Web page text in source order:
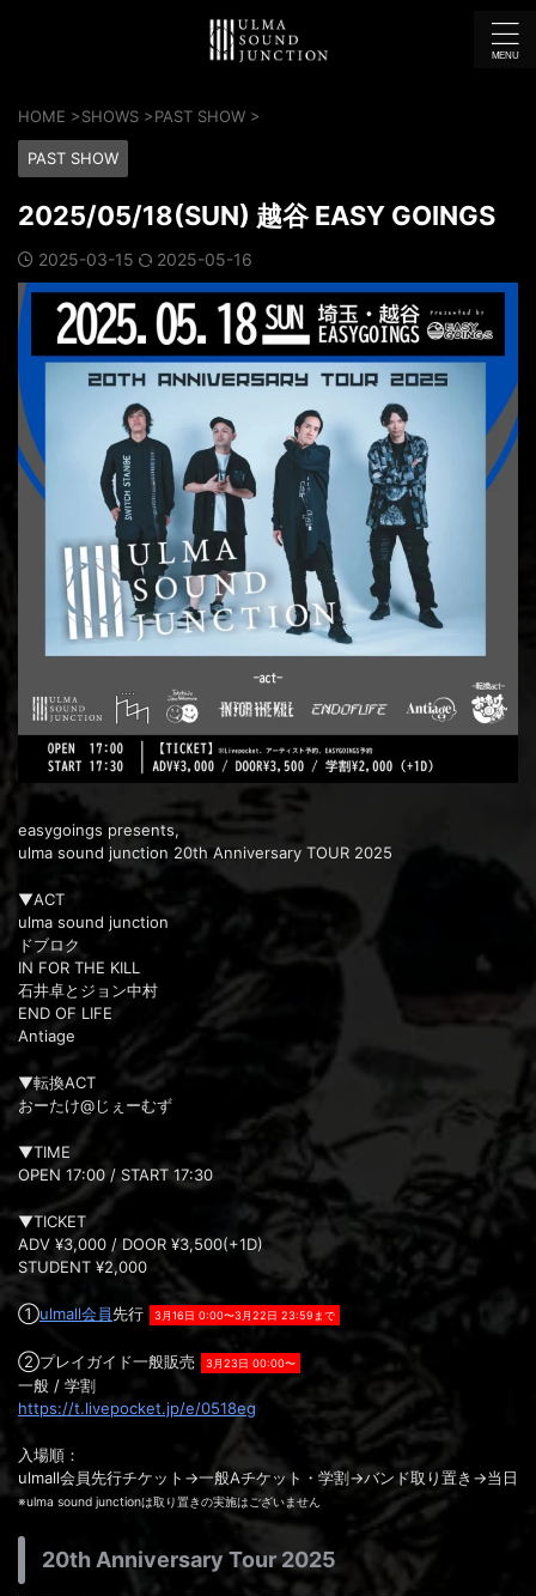
HOME >SHOWS >PAST SHOW >
PAST SHOW
2025/05/18(SUN) 越谷 EASY GOINGS
2025-03-15 2025-05-16
easygoings presents,
ulma sound junction 20th Anniversary TOUR 2025
▼ACT
ulma sound junction
ドブロク
IN FOR THE KILL
石井卓とジョン中村
END OF LIFE
Antiage
▼転換ACT
おーたけ@じぇーむず
▼TIME
OPEN 17:00 / START 17:30
▼TICKET
ADV ¥3,000 / DOOR ¥3,500(+1D)
STUDENT ¥2,000
①ulmall会員先行 3月16日 0:00〜3月22日 23:59まで
②プレイガイド一般販売 3月23日 00:00〜
一般 / 学割
https://t.livepocket.jp/e/0518eg
入場順：
ulmall会員先行チケット→一般Aチケット・学割→バンド取り置き→当日
※ulma sound junctionは取り置きの実施はございません
20th Anniversary Tour 2025